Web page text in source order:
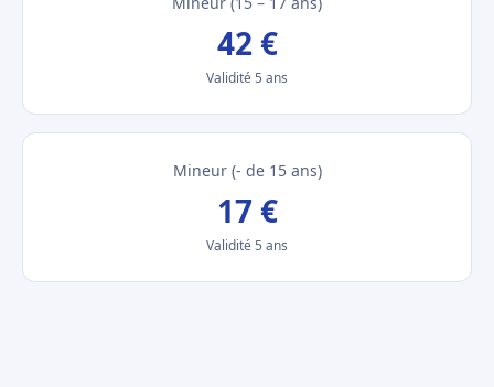
42 €
Validité 5 ans
Mineur (- de 15 ans)
17 €
Validité 5 ans